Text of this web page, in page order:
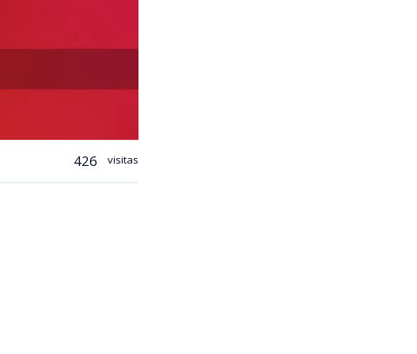
426 visitas